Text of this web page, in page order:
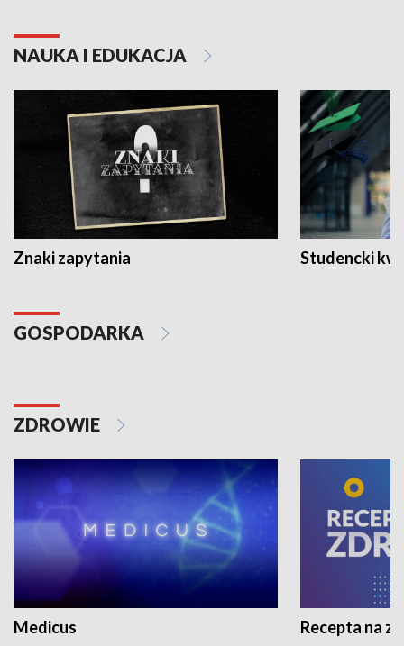
NAUKA I EDUKACJA
Znaki zapytania Studencki
GOSPODARKA
ZDROWIE
Medicus Recepta na